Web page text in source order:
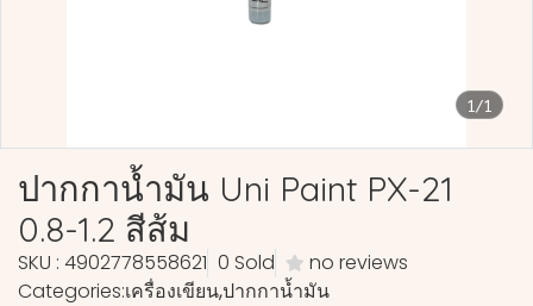
1/1
ปากกาน้ำมัน Uni Paint PX-21
0.8-1.2 สีส้ม
SKU : 4902778558621 0 Sold
no reviews
Categories:เครื่องเขียน,ปากกาน้ำมัน